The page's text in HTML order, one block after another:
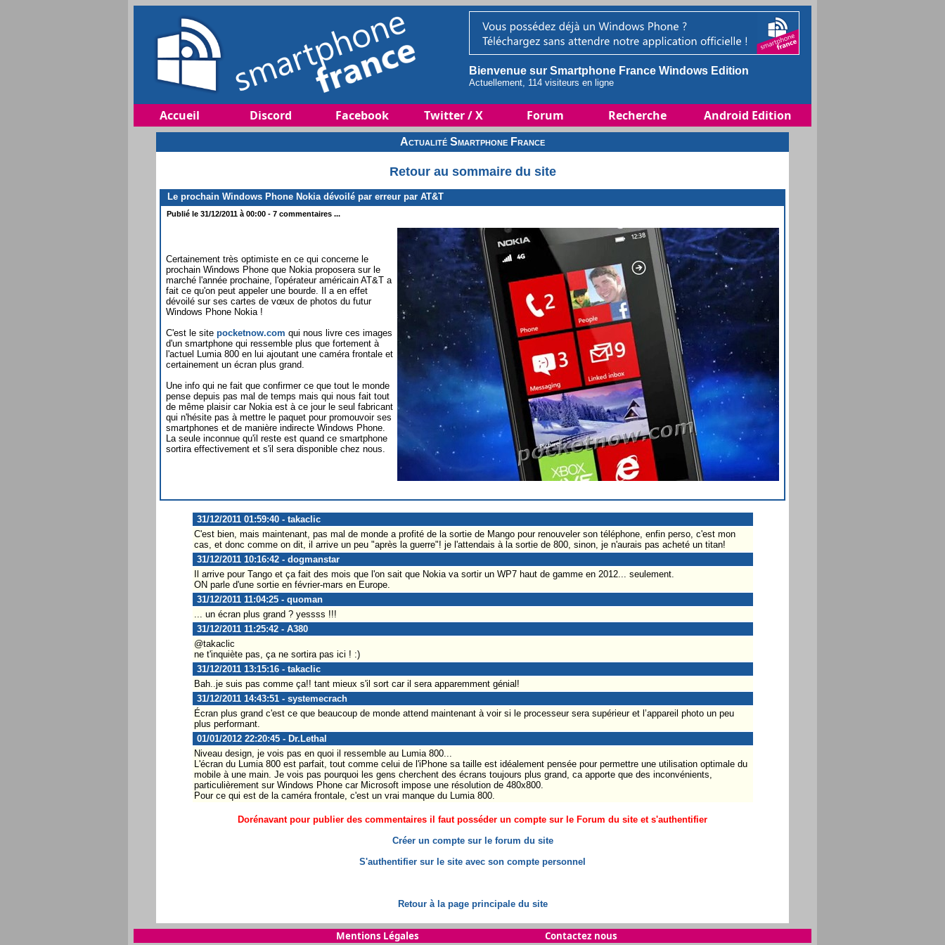
Bienvenue sur Smartphone France Windows Edition
Actuellement, 114 visiteurs en ligne
Accueil Discord Facebook Twitter / X Forum Recherche Android Edition
Actualité Smartphone France
Retour au sommaire du site
Le prochain Windows Phone Nokia dévoilé par erreur par AT&T
Publié le 31/12/2011 à 00:00 - 7 commentaires ...
Certainement très optimiste en ce qui concerne le
prochain Windows Phone que Nokia proposera sur le
marché l'année prochaine, l'opérateur américain AT&T a
fait ce qu'on peut appeler une bourde. Il a en effet
dévoilé sur ses cartes de vœux de photos du futur
Windows Phone Nokia !
C'est le site pocketnow.com qui nous livre ces images
d'un smartphone qui ressemble plus que fortement à
l'actuel Lumia 800 en lui ajoutant une caméra frontale et
certainement un écran plus grand.
Une info qui ne fait que confirmer ce que tout le monde
pense depuis pas mal de temps mais qui nous fait tout
de même plaisir car Nokia est à ce jour le seul fabricant
qui n'hésite pas à mettre le paquet pour promouvoir ses
smartphones et de manière indirecte Windows Phone.
La seule inconnue qu'il reste est quand ce smartphone
sortira effectivement et s'il sera disponible chez nous.
31/12/2011 01:59:40 - takaclic
C'est bien, mais maintenant, pas mal de monde a profité de la sortie de Mango pour renouveler son téléphone, enfin perso, c'est mon
cas, et donc comme on dit, il arrive un peu "après la guerre"! je l'attendais à la sortie de 800, sinon, je n'aurais pas acheté un titan!
31/12/2011 10:16:42 - dogmanstar
Il arrive pour Tango et ça fait des mois que l'on sait que Nokia va sortir un WP7 haut de gamme en 2012... seulement.
ON parle d'une sortie en février-mars en Europe.
31/12/2011 11:04:25 - quoman
... un écran plus grand ? yessss !!!
31/12/2011 11:25:42 - A380
@takaclic
ne t'inquiète pas, ça ne sortira pas ici ! :)
31/12/2011 13:15:16 - takaclic
Bah..je suis pas comme ça!! tant mieux s'il sort car il sera apparemment génial!
31/12/2011 14:43:51 - systemecrach
Écran plus grand c'est ce que beaucoup de monde attend maintenant à voir si le processeur sera supérieur et l’appareil photo un peu
plus performant.
01/01/2012 22:20:45 - Dr.Lethal
Niveau design, je vois pas en quoi il ressemble au Lumia 800...
L'écran du Lumia 800 est parfait, tout comme celui de l'iPhone sa taille est idéalement pensée pour permettre une utilisation optimale du
mobile à une main. Je vois pas pourquoi les gens cherchent des écrans toujours plus grand, ca apporte que des inconvénients,
particulièrement sur Windows Phone car Microsoft impose une résolution de 480x800.
Pour ce qui est de la caméra frontale, c'est un vrai manque du Lumia 800.
Dorénavant pour publier des commentaires il faut posséder un compte sur le Forum du site et s'authentifier
Créer un compte sur le forum du site
S'authentifier sur le site avec son compte personnel
Retour à la page principale du site
Mentions Légales Contactez nous